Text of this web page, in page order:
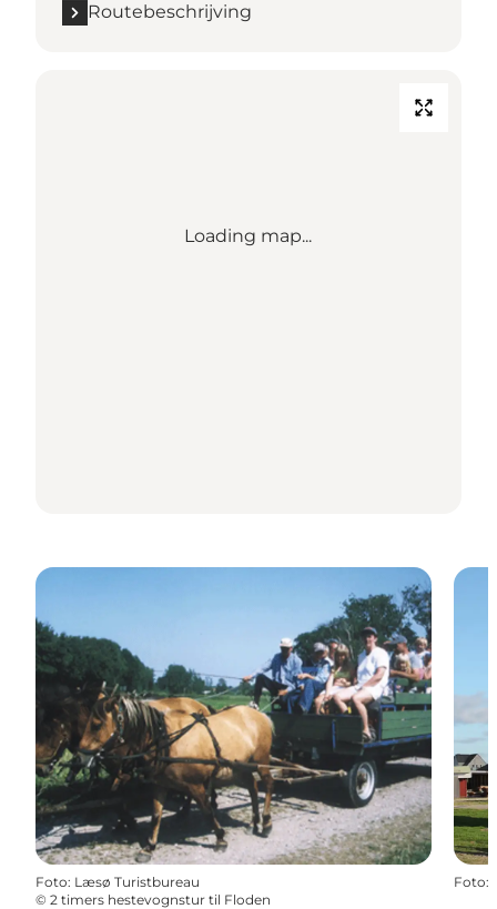
Routebeschrijving
Loading map...
Foto: Læsø Turistbureau
© 2 timers hestevognstur til Floden
Foto: